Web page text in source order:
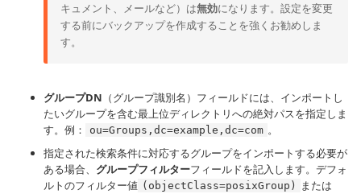
キュメント、メールなど）は無効になります。設定を変更
する前にバックアップを作成することを強くお勧めしま
す。
グループDN （グループ識別名）フィールドには、インポートし
たいグループを含む最上位ディレクトリへの絶対パスを指定しま
す。例：
ou=Groups,dc=example,dc=com 。
指定された検索条件に対応するグループをインポートする必要が
ある場合、 グループフィルターフィールドを記入します。デフォ
ルトのフィルター値 (objectClass=posixGroup) または